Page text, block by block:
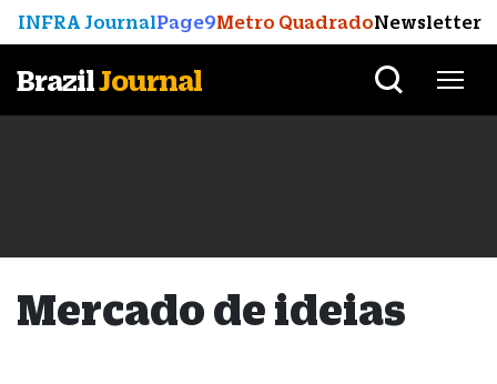
INFRA JournalPage9Metro QuadradoNewsletter
BrazilJournal
Mercado de ideias